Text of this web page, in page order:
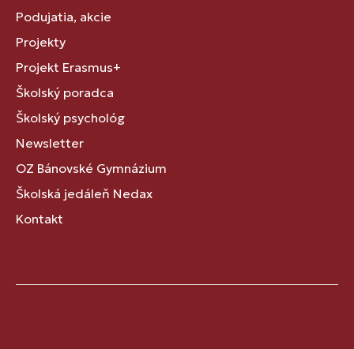
Podujatia, akcie
Projekty
Projekt Erasmus+
Školský poradca
Školský psychológ
Newsletter
OZ Bánovské Gymnázium
Školská jedáleň Nedax
Kontakt